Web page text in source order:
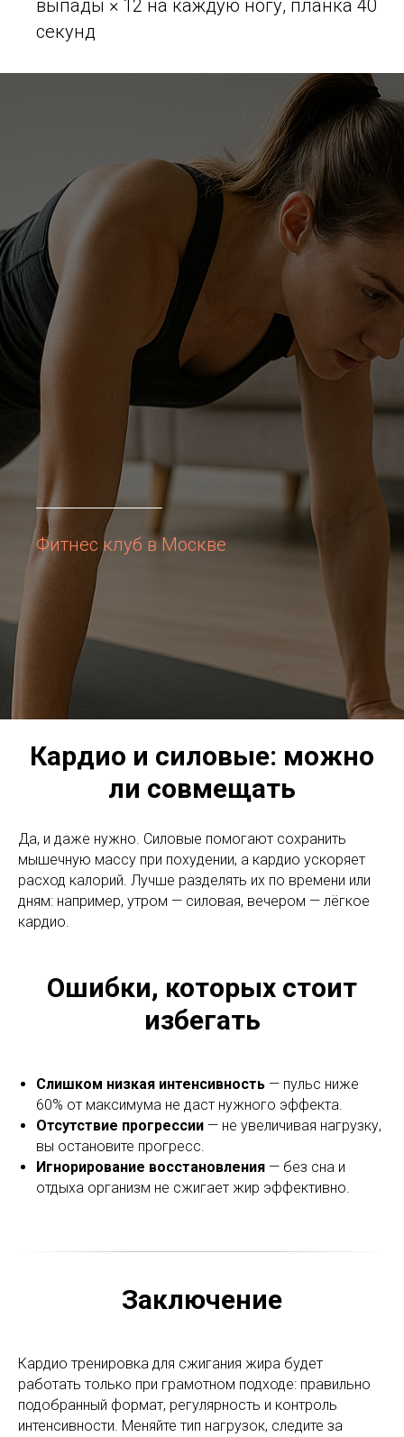
выпады × 12 на каждую ногу, планка 40
секунд
Фитнес клуб в Москве
Кардио и силовые: можно
ли совмещать
Да, и даже нужно. Силовые помогают сохранить
мышечную массу при похудении, а кардио ускоряет
расход калорий. Лучше разделять их по времени или
дням: например, утром — силовая, вечером — лёгкое
кардио.
Ошибки, которых стоит
избегать
Слишком низкая интенсивность — пульс ниже
60% от максимума не даст нужного эффекта.
Отсутствие прогрессии — не увеличивая нагрузку,
вы остановите прогресс.
Игнорирование восстановления — без сна и
отдыха организм не сжигает жир эффективно.
Заключение
Кардио тренировка для сжигания жира будет
работать только при грамотном подходе: правильно
подобранный формат, регулярность и контроль
интенсивности. Меняйте тип нагрузок, следите за